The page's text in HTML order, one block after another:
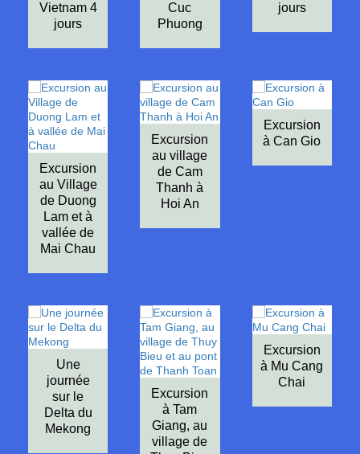
Vietnam 4
jours
Cuc
Phuong
jours
Excursion
au Village
de Duong
Lam et à
vallée de
Mai Chau
Excursion
au village
de Cam
Thanh à
Hoi An
Excursion
à Can Gio
Une
journée
sur le
Delta du
Mekong
Excursion
à Tam
Giang, au
village de
Excursion
à Mu Cang
Chai